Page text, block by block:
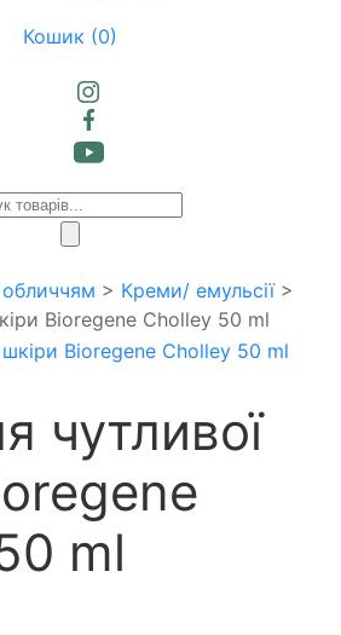
Кошик (0)
> Креми/ емульсії>
Bioregene Cholley 50 ml
чутливої
ml